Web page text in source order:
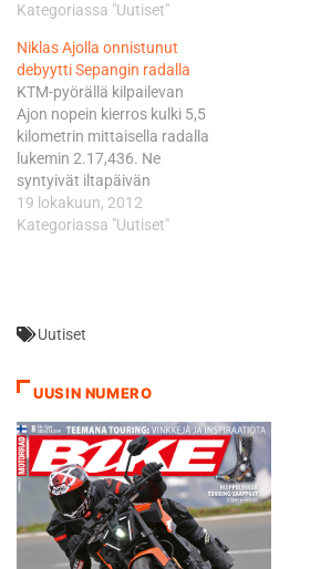
kuitenkin kahden isomman
jolloin aamun ajat jäivät
voimaan. MotoGP-luokassa
parasta vauhtia piti yllä
syksyn ehdottomasti kuumin
kuljettaja Dani Pedrosa, joka
viimeisteli Hondallaan
lukemat 2.01,621. - Olimme
onnekkaita päästessäme
ajamaan ensimmäisen
Kategoriassa "Uutiset"
Niklas Ajolla onnistunut
debyytti Sepangin radalla
KTM-pyörällä kilpailevan
Ajon nopein kierros kulki 5,5
kilometrin mittaisella radalla
lukemin 2.17,436. Ne
syntyivät iltapäivän
harjoitusjaksolla. Kellosepän
tarkkaa työtä tehnyt Ajo
päätyen siinä vaiheessa
jäi vähän kesken, kun
vesisade alkoi kymmenkunta
minuuttia ennen sen loppua.
Kaiken kaikkiaan…
19 lokakuun, 2012
Kategoriassa "Uutiset"
Uutiset
UUSIN NUMERO